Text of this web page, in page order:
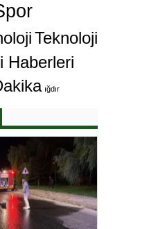
Teknoloji
Haberleri
ığdır